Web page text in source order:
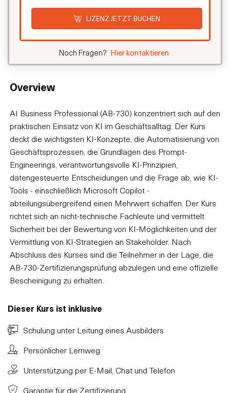
Overview
AI Business Professional (AB-730) konzentriert sich auf den
praktischen Einsatz von KI im Geschäftsalltag. Der Kurs
deckt die wichtigsten KI-Konzepte, die Automatisierung von
Geschäftsprozessen, die Grundlagen des Prompt-
Engineerings, verantwortungsvolle KI-Prinzipien,
datengesteuerte Entscheidungen und die Frage ab, wie KI-
Tools - einschließlich Microsoft Copilot -
abteilungsübergreifend einen Mehrwert schaffen. Der Kurs
richtet sich an nicht-technische Fachleute und vermittelt
Sicherheit bei der Bewertung von KI-Möglichkeiten und der
Vermittlung von KI-Strategien an Stakeholder. Nach
Abschluss des Kurses sind die Teilnehmer in der Lage, die
AB-730-Zertifizierungsprüfung abzulegen und eine offizielle
Bescheinigung zu erhalten.
Dieser Kurs ist inklusive
Schulung unter Leitung eines Ausbilders
Persönlicher Lernweg
Unterstützung per E-Mail, Chat und Telefon
Garantie für die Zertifizierung
LIZENZ JETZT BUCHEN
Noch Fragen? Hier kontaktieren